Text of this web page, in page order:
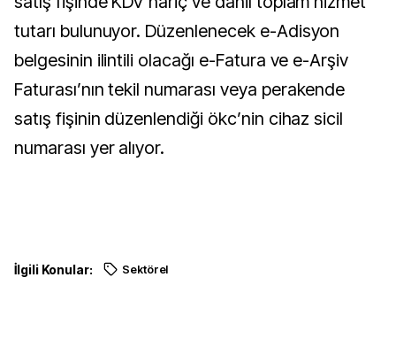
tutarı bulunuyor. Düzenlenecek e-Adisyon
belgesinin ilintili olacağı e-Fatura ve e-Arşiv
Faturası’nın tekil numarası veya perakende
satış fişinin düzenlendiği ökc’nin cihaz sicil
numarası yer alıyor.
İlgili Konular: Sektörel